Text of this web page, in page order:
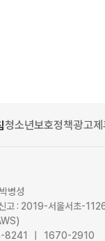
청소년보호정책광고
병성
: 2019-서울서초-
8241 | 1670-2910